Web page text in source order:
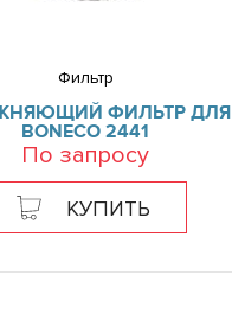
Фильтр
ФИЛЬТР ДЛЯ
BONECO 2441
По запросу
КУПИТЬ